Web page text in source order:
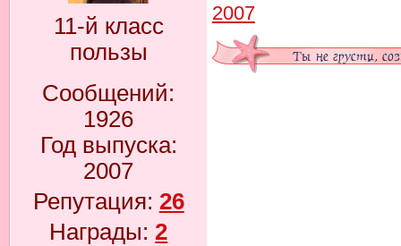
11-й класс
пользы
Сообщений:
1926
Год выпуска:
2007
Репутация: 26
Награды: 2
2007